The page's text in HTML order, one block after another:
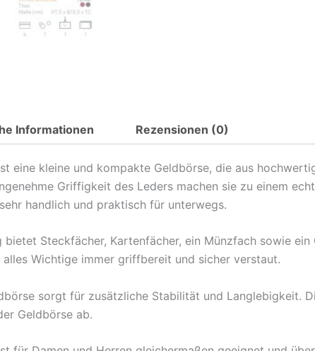
Informationen Rezensionen (0)
eine kleine und kompakte Geldbörse, die aus
Griffigkeit des Leders machen sie zu einem
handlich und praktisch für unterwegs.
Steckfächer, Kartenfächer, ein Münzfach sowie ein
Wichtige immer griffbereit und sicher verstaut.
sorgt für zusätzliche Stabilität und Langlebigkeit.
Geldbörse ab.